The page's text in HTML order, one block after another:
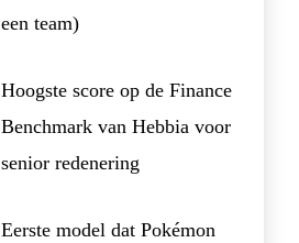
een team)
Hoogste score op de Finance
Benchmark van Hebbia voor
senior redenering
Eerste model dat Pokémon